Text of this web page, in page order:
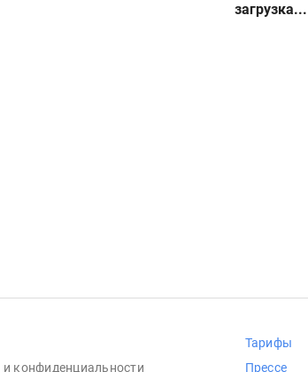
загрузка...
и конфиденциальности
Тарифы
Прессе